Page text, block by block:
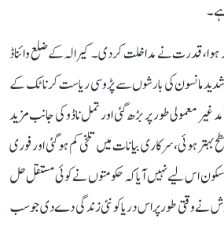
ہوا، قدرت نے مداخلت کر دی۔ کیرالہ کے ضلع وائناڈ
مانسون کی بارشوں سے پڑوسی ریاست کرناٹک کے
غیر معمولی طور پر بڑھ گئی اور تمل ناڈو کی جانب مزید
بہتر ہوئی، سرکاری بیانات میں تلخی کم ہو گئی اور فوری
اس لیے نہیں آیا کہ حکومتوں نے کوئی مستقل حل
نے وقتی طور پر اس دریا کو نئی زندگی دے دی جو سب